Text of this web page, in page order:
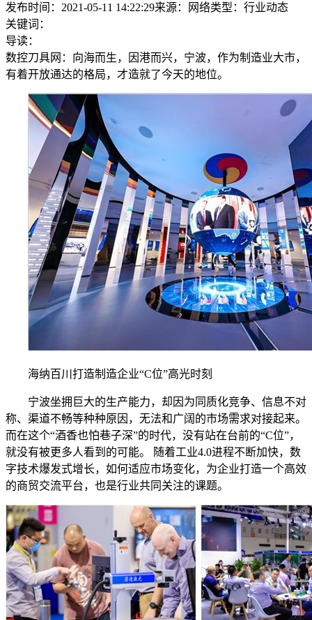
发布时间：2021-05-11 14:22:29来源：网络类型： 行业动态
关键词：
导读：
数控刀具网：向海而生，因港而兴，宁波，作为制造业大市，
有着开放通达的格局，才造就了今天的地位。
海纳百川打造制造企业“C位”高光时刻
宁波坐拥巨大的生产能力，却因为同质化竞争、信息不对
称、渠道不畅等种种原因，无法和广阔的市场需求对接起来。
而在这个“酒香也怕巷子深”的时代，没有站在台前的“C位”，
就没有被更多人看到的可能。 随着工业4.0进程不断加快，数
字技术爆发式增长，如何适应市场变化，为企业打造一个高效
的商贸交流平台，也是行业共同关注的课题。